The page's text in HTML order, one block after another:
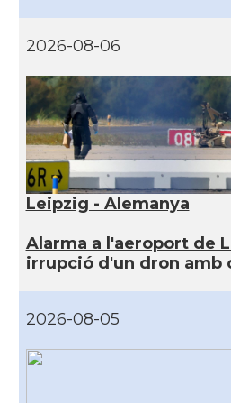
2026-08-06
Leipzig - Alemanya
Alarma a l'aeroport de
irrupció d'un dron amb
2026-08-05